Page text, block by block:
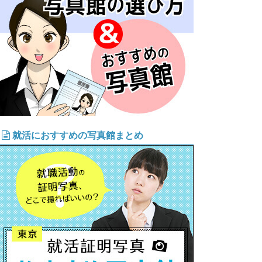
就活におすすめの写真館まとめ